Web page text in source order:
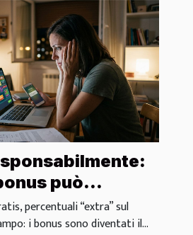
può
trappola
percentuali “extra” sul
i bonus sono diventati il...